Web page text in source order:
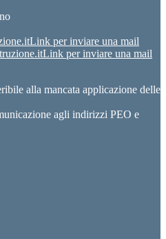
Link per inviare una mail
Link per inviare una mail
alla mancata applicazione delle
agli indirizzi PEO e